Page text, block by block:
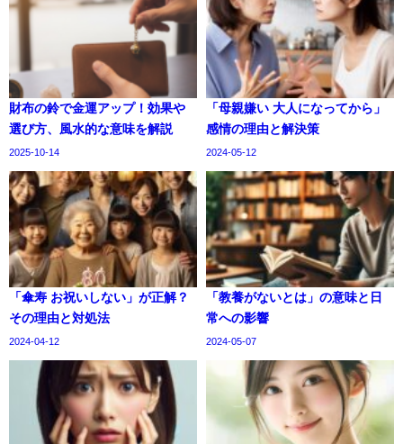
財布の鈴で金運アップ！効果や
選び方、風水的な意味を解説
2025-10-14
「母親嫌い 大人になってから」
感情の理由と解決策
2024-05-12
「傘寿 お祝いしない」が正解？
その理由と対処法
2024-04-12
「教養がないとは」の意味と日
常への影響
2024-05-07